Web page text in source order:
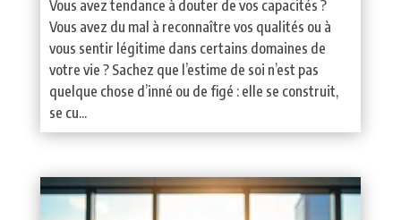
Vous avez tendance à douter de vos capacités ?
Vous avez du mal à reconnaître vos qualités ou à
vous sentir légitime dans certains domaines de
votre vie ? Sachez que l’estime de soi n’est pas
quelque chose d’inné ou de figé : elle se construit,
se cu...